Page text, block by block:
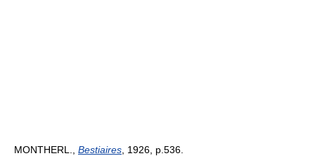
MONTHERL., Bestiaires , 1926, p.536.